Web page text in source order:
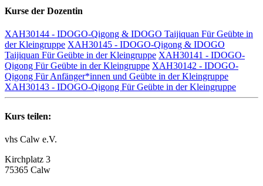
Kurse der Dozentin
XAH30144 - IDOGO-Qigong & IDOGO Taijiquan Für Geübte in
der Kleingruppe XAH30145 - IDOGO-Qigong & IDOGO
Taijiquan Für Geübte in der Kleingruppe XAH30141 - IDOGO-
Qigong Für Geübte in der Kleingruppe XAH30142 - IDOGO-
Qigong Für Anfänger*innen und Geübte in der Kleingruppe
XAH30143 - IDOGO-Qigong Für Geübte in der Kleingruppe
Kurs teilen:
vhs Calw e.V.
Kirchplatz 3
75365 Calw